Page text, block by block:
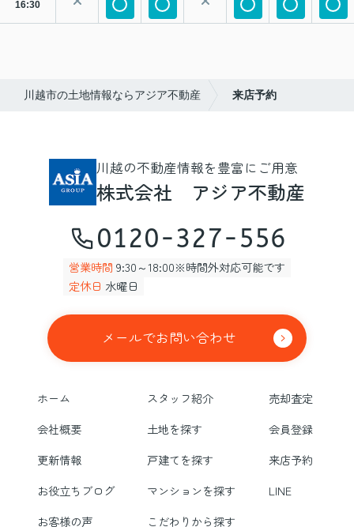
16:30
川越市の土地情報ならアジア不動産 来店予約
川越の不動産情報を豊富にご用意
株式会社 アジア不動産
0120-327-556
営業時間 9:30～18:00※時間外対応可能です
定休日 水曜日
メールでお問い合わせ
ホーム スタッフ紹介
売却査定
会社概要
土地を探す
会員登録
更新情報
戸建てを探す
来店予約
お役立ちブログ
マンションを探す
LINE
お客様の声
こだわりから探す